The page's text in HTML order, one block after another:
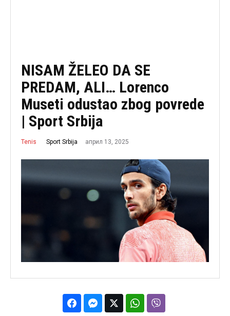
NISAM ŽELEO DA SE
PREDAM, ALI… Lorenco
Museti odustao zbog povrede
| Sport Srbija
Tenis Sport Srbija април 13, 2025